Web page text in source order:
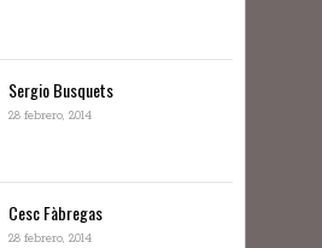
Sergio Busquets
28 febrero, 2014
Cesc Fàbregas
28 febrero, 2014